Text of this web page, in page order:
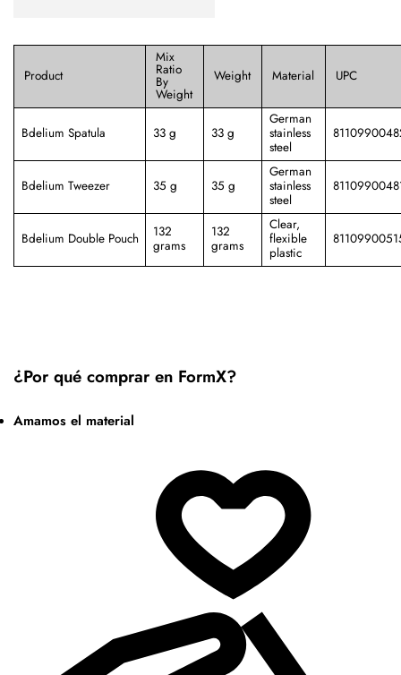
Product
Mix
Ratio
By
Weight
Weight Material UPC
Bdelium Spatula 33 g 33 g
German
stainless
steel
Bdelium Tweezer 35 g 35 g
German
stainless
steel
Bdelium Double Pouch
132
grams
132
grams
Clear,
flexible
plastic
¿Por qué comprar en FormX?
Amamos el material